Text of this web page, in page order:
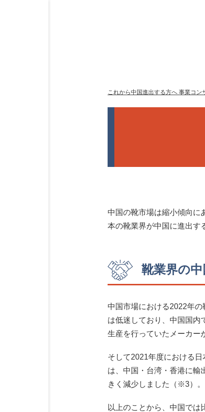
これから中国進出する方へ 事業コ
中国の靴市場は縮小傾向に
本の靴業界が中国に進出す
靴業界の中
中国市場における2022年
は低迷しており、中国国
生産を行っていたメーカー
そして2021年度における
は、中国・台湾・香港に輸
きく減少しました（※3）。
以上のことから、中国で